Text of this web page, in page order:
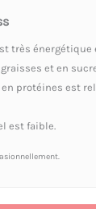
très énergétique
et en
en protéines est
est faible.